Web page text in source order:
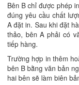
Bên B chỉ được phép
đúng yêu cầu chất
A đặt in. Sau khi đặt
thảo, bên A phải có
tiếp hàng.
Trường hợp in thêm
bên B bằng văn bản
hai bên sẽ làm biên